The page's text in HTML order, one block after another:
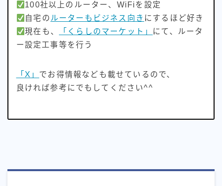
100社以上のルーター、WiFiを設定
自宅の ルーターもビジネス向き にするほど好き
現在も、
「くらしのマーケット」
にて、ルータ
ー設定工事等を行う
「X」 でお得情報なども載せているので、
良ければ参考にでもしてください^^